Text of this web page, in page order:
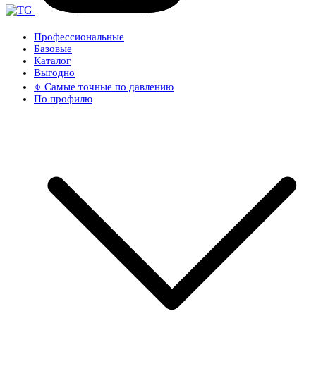
Профессиональные
Базовые
Каталог
Выгодно
𖦏 Самые точные по давлению
По профилю